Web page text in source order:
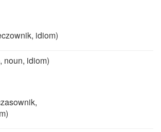
idiom)
noun, idiom)